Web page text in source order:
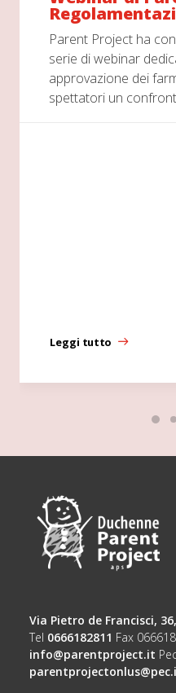
Parent Project ha
serie di webinar
approvazione dei
spettatori un
Leggi tutto
Via Pietro de Francisci,
Tel 0666182811 Fax
info@parentproject.it